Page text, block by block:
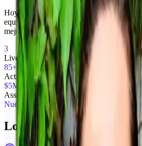
Hoy, PoliBit atiende a gestores de
equity y deuda privada, ayudándoles a
mejorar la transparencia y escalar sus
3
Live countries
85+
Active investors
$5M+
Assets under management
Nuestros valores
Los principios que nos